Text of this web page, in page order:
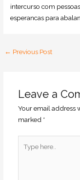
intercurso com
esperancas para
← Previous Post
Leave a
Your email address
marked *
here..